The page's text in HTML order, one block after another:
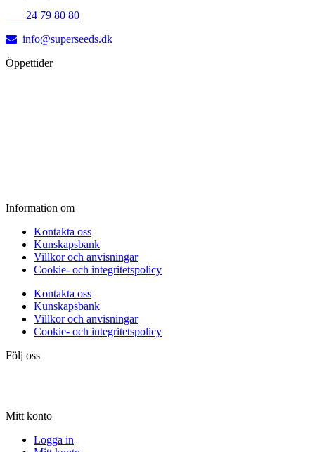
24 79 80 80
info@superseeds.dk
Öppettider
Information om
Kontakta oss
Kunskapsbank
Villkor och anvisningar
Cookie- och integritetspolicy
Kontakta oss
Kunskapsbank
Villkor och anvisningar
Cookie- och integritetspolicy
Följ oss
Mitt konto
Logga in